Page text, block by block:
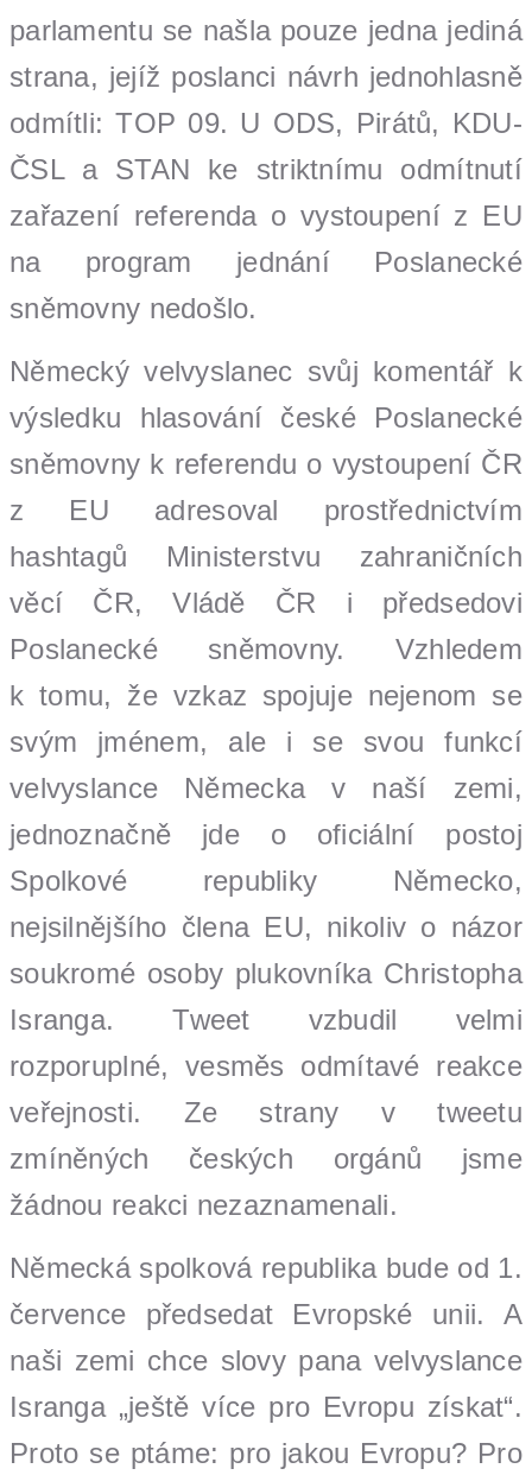
parlamentu se našla pouze jedna jediná
strana, jejíž poslanci návrh jednohlasně
odmítli: TOP 09. U ODS, Pirátů, KDU-
ČSL a STAN ke striktnímu odmítnutí
zařazení referenda o vystoupení z EU
na program jednání Poslanecké
sněmovny nedošlo.
Německý velvyslanec svůj komentář k
výsledku hlasování české Poslanecké
sněmovny k referendu o vystoupení ČR
z EU adresoval prostřednictvím
hashtagů Ministerstvu zahraničních
věcí ČR, Vládě ČR i předsedovi
Poslanecké sněmovny. Vzhledem
k tomu, že vzkaz spojuje nejenom se
svým jménem, ale i se svou funkcí
velvyslance Německa v naší zemi,
jednoznačně jde o oficiální postoj
Spolkové republiky Německo,
nejsilnějšího člena EU, nikoliv o názor
soukromé osoby plukovníka Christopha
Isranga. Tweet vzbudil velmi
rozporuplné, vesměs odmítavé reakce
veřejnosti. Ze strany v tweetu
zmíněných českých orgánů jsme
žádnou reakci nezaznamenali.
Německá spolková republika bude od 1.
července předsedat Evropské unii. A
naši zemi chce slovy pana velvyslance
Isranga „ještě více pro Evropu získat“.
Proto se ptáme: pro jakou Evropu? Pro